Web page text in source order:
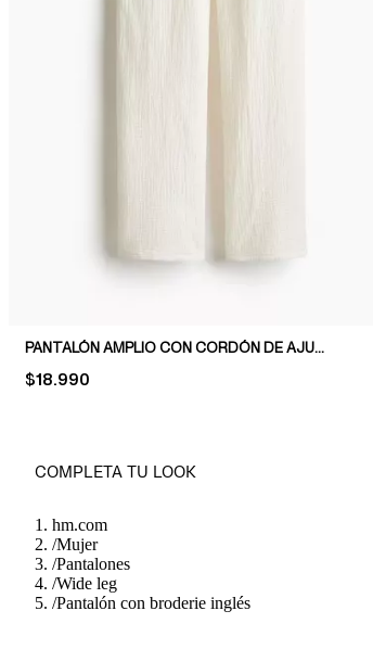
PANTALÓN AMPLIO CON CORDÓN DE AJUSTE
PRICE:
$18.990
COMPLETA TU LOOK
hm.com
/Mujer
/Pantalones
/Wide leg
/Pantalón con broderie inglés